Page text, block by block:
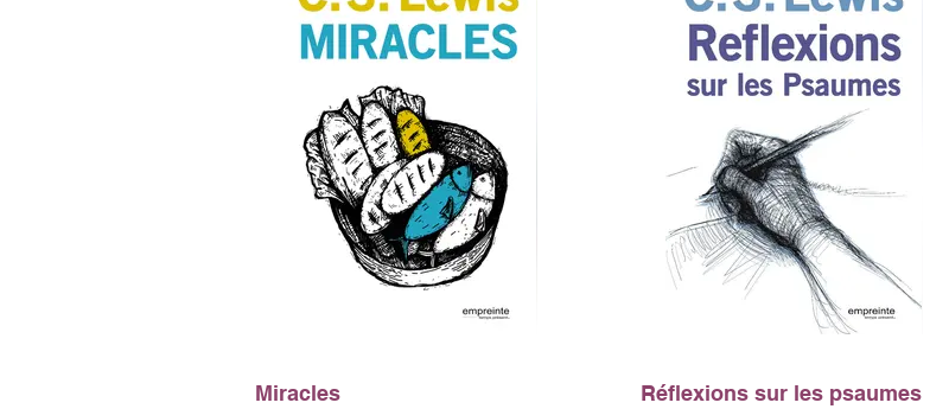
Miracles Réflexions sur les psaumes